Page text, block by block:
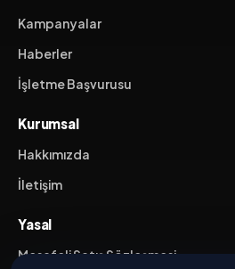
Kampanyalar
Haberler
İşletme Başvurusu
Kurumsal
Hakkımızda
İletişim
Yasal
Mesafeli Satış Sözleşmesi